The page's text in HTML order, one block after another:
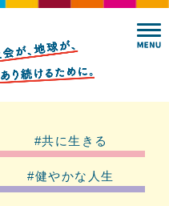
#共に生きる
#健やかな人生